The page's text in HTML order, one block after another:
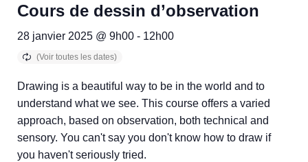
Cours de dessin d’observation
28 janvier 2025 @ 9h00 - 12h00
Drawing is a beautiful way to be in the world and to
understand what we see. This course offers a varied
approach, based on observation, both technical and
sensory. You can't say you don't know how to draw if
you haven't seriously tried.